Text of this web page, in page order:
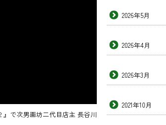
』で次男画坊二代目店主 長谷川
2026年5月
2026年4月
2026年3月
2021年10月